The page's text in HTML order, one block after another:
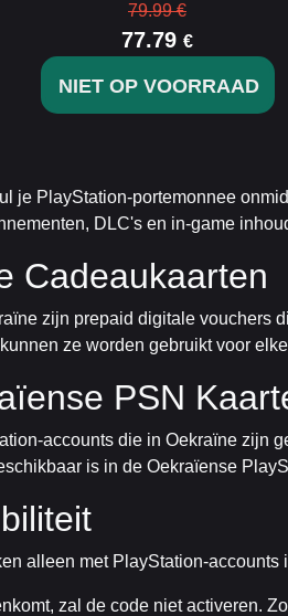
79.99 €
77.79 €
NIET OP VOORRAAD
je PlayStation-portemonnee
DLC's en in-game
Cadeaukaarten
zijn prepaid digitale
ze worden gebruikt voor
PSN
accounts die in Oekraïne zijn
is in de Oekraïense
alleen met PlayStation-accounts
zal de code niet activeren.